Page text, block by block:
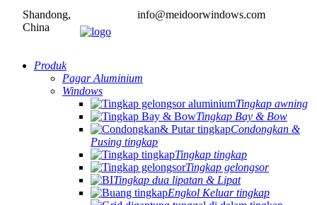
Shandong,
China
info@meidoorwindows.com
Produk
Pagar Aluminium
Windows
Tingkap awning
Tingkap Bay & Bow
Condongkan &
Pusing tingkap
Tingkap tingkap
Tingkap gelongsor
Tingkap dua lipatan & Lipat
Engkol Keluar tingkap